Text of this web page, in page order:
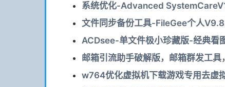
系统优化-Advanced
文件同步备份工具-FileGee个人
ACDsee-单文件极小珍藏版-经典看
邮箱引流助手破解版，邮箱群发工
w764优化虚拟机下载游戏专用去